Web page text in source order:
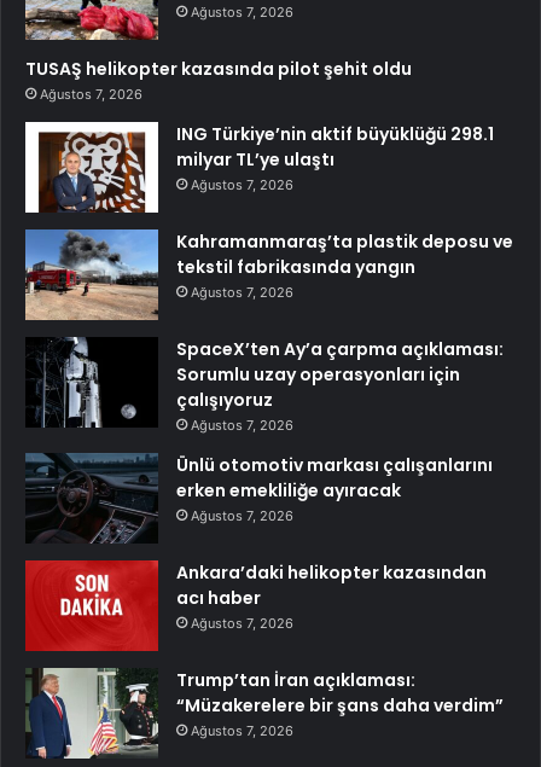
Ağustos 7, 2026
TUSAŞ helikopter kazasında pilot şehit oldu
Ağustos 7, 2026
ING Türkiye’nin aktif büyüklüğü 298.1
milyar TL’ye ulaştı
Ağustos 7, 2026
Kahramanmaraş’ta plastik deposu ve
tekstil fabrikasında yangın
Ağustos 7, 2026
SpaceX’ten Ay’a çarpma açıklaması:
Sorumlu uzay operasyonları için
çalışıyoruz
Ağustos 7, 2026
Ünlü otomotiv markası çalışanlarını
erken emekliliğe ayıracak
Ağustos 7, 2026
Ankara’daki helikopter kazasından
acı haber
Ağustos 7, 2026
Trump’tan İran açıklaması:
“Müzakerelere bir şans daha verdim”
Ağustos 7, 2026